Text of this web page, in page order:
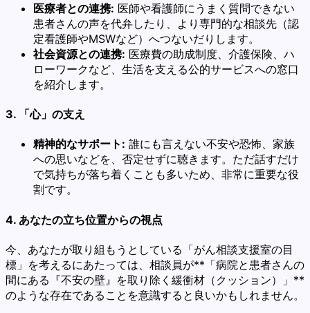
医療者との連携: 医師や看護師にうまく質問できない
患者さんの声を代弁したり、より専門的な相談先（認
定看護師やMSWなど）へつないだりします。
社会資源との連携: 医療費の助成制度、介護保険、ハ
ローワークなど、生活を支える公的サービスへの窓口
を紹介します。
3. 「心」の支え
精神的なサポート: 誰にも言えない不安や恐怖、家族
への思いなどを、否定せずに聴きます。ただ話すだけ
で気持ちが落ち着くことも多いため、非常に重要な役
割です。
4. あなたの立ち位置からの視点
今、あなたが取り組もうとしている「がん相談支援室の目
標」を考えるにあたっては、相談員が**「病院と患者さんの
間にある『不安の壁』を取り除く緩衝材（クッション）」**
のような存在であることを意識すると良いかもしれません。